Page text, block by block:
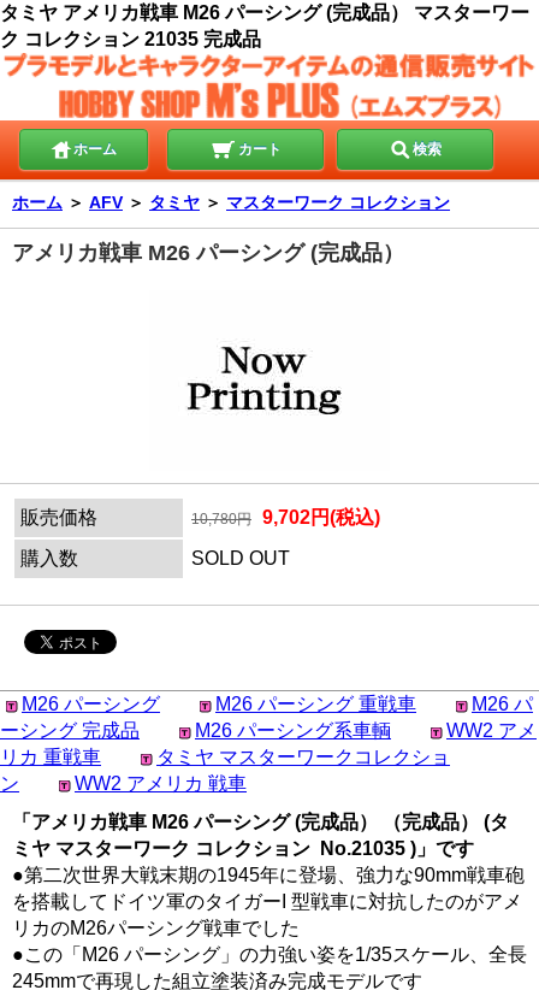
タミヤ アメリカ戦車 M26 パーシング (完成品） マスターワー
ク コレクション 21035 完成品
ホーム カート 検索
ホーム ＞ AFV ＞ タミヤ ＞ マスターワーク コレクション
アメリカ戦車 M26 パーシング (完成品）
販売価格 10,780円
9,702円(税込)
購入数
SOLD OUT
M26 パーシング M26 パーシング 重戦車
M26 パ
ーシング 完成品
M26 パーシング系車輌
WW2 アメ
リカ 重戦車
タミヤ マスターワークコレクショ
ン
WW2 アメリカ 戦車
「アメリカ戦車 M26 パーシング (完成品） （完成品） (タ
ミヤ マスターワーク コレクション No.21035 )」です
●第二次世界大戦末期の1945年に登場、強力な90mm戦車砲
を搭載してドイツ軍のタイガーI 型戦車に対抗したのがアメ
リカのM26パーシング戦車でした
●この「M26 パーシング」の力強い姿を1/35スケール、全長
245mmで再現した組立塗装済み完成モデルです